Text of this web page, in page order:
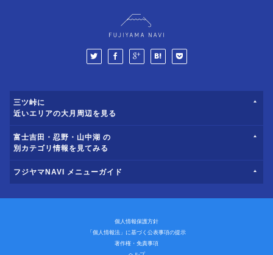
三ツ峠に
近いエリアの大月周辺を見る
富士吉田・忍野・山中湖 の
別カテゴリ情報を見てみる
フジヤマNAVI メニューガイド
個人情報保護方針
「個人情報法」に基づく公表事項の提示
著作権・免責事項